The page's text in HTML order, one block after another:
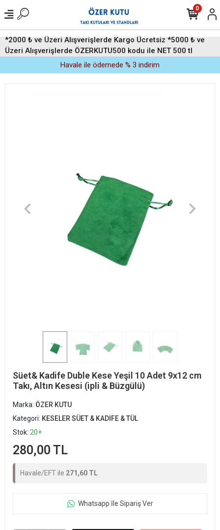
*2000 ₺ ve Üzeri Alışverişlerde Kargo Ücretsiz *5000 ₺ ve
Üzeri Alışverişlerde ÖZERKUTU500 kodu ile NET 500 tl
indirim (Üyelere Özel)Havale ile ödemede % 3 indirim
0
Süet& Kadife Duble Kese Yeşil 10 Adet 9x12 cm
Takı, Altın Kesesi (ipli & Büzgülü)
Marka: ÖZER KUTU
Kategori: KESELER SÜET & KADİFE & TÜL
Stok: 20+
280,00 TL
Havale/EFT ile 271,60 TL
Whatsapp İle Sipariş Ver